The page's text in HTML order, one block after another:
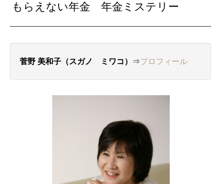
もらえない年金 年金ミステリー
菅野 美和子（スガノ ミワコ） ⇒プロフィール